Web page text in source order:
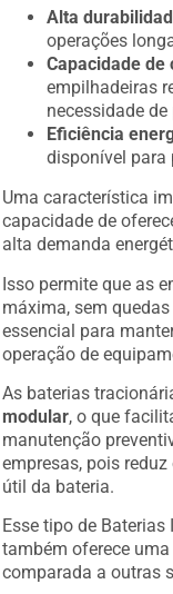
Alta
operações
Capacidade de
empilhadeiras
necessidade
Eficiência
disponível para
Uma característica
capacidade de
alta demanda
Isso permite que as
máxima, sem
essencial para
operação de
As baterias
modular , o que
manutenção
empresas, pois
útil da bateria.
Esse tipo de
também oferece
comparada a outras